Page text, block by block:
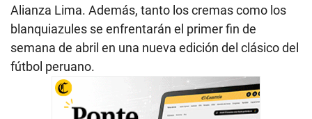
Alianza Lima. Además, tanto los cremas como los
blanquiazules se enfrentarán el primer fin de
semana de abril en una nueva edición del clásico del
fútbol peruano.